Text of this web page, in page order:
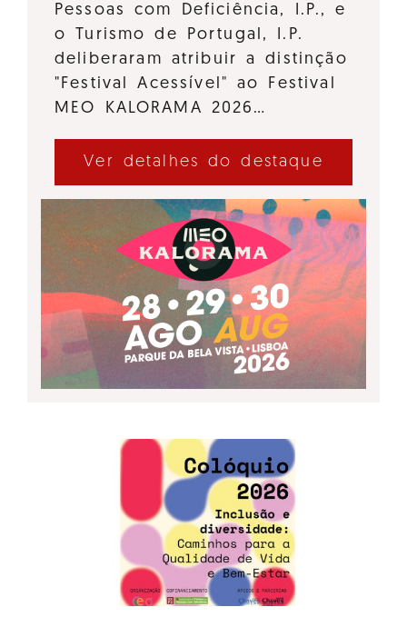
Pessoas com Deficiência, I.P., e
o Turismo de Portugal, I.P.
deliberaram atribuir a distinção
"Festival Acessível" ao Festival
MEO KALORAMA 2026…
Ver detalhes do destaque